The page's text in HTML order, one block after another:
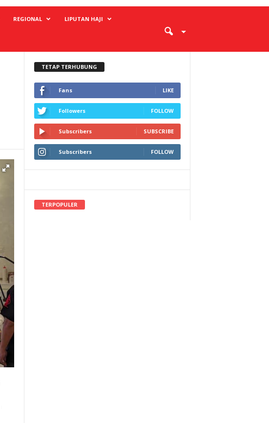
REGIONAL LIPUTAN HAJI
TETAP TERHUBUNG
Fans LIKE
Followers FOLLOW
Subscribers SUBSCRIBE
Subscribers FOLLOW